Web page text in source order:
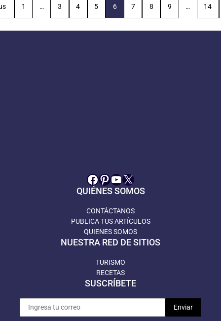
1 … 3 4 5 6 7 8 9 … 14
Facebook
Pinterest
YouTube
X
QUIÉNES SOMOS
CONTÁCTANOS
PUBLICA TUS ARTÍCULOS
QUIENES SOMOS
NUESTRA RED DE SITIOS
TURISMO
RECETAS
SUSCRÍBETE